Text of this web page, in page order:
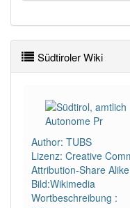
DAS:11
PowerIndex:3
Häufigkeit: 4 von 10
Wörter mit Endung
Wörter mit Endung
anderen Artikelder
Südtiroler Wiki
Author: TUBS
Lizenz: Creative
Attribution-Share
Bild:Wikimedia
Wortbeschreibung :